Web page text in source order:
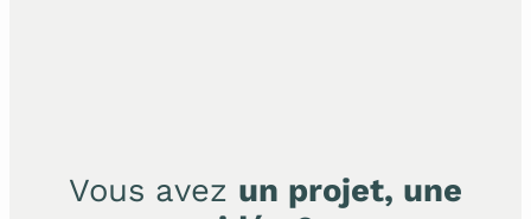
Vous avez un projet, une